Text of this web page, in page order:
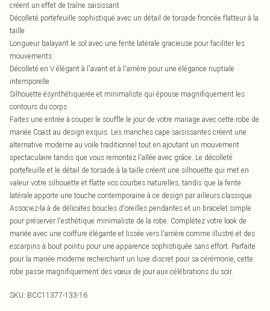
créent un effet de traîne saisissant
Décolleté portefeuille sophistiqué avec un détail de torsade froncée flatteur à la
taille
Longueur balayant le sol avec une fente latérale gracieuse pour faciliter les
mouvements
Décolleté en V élégant à l'avant et à l'arrière pour une élégance nuptiale
intemporelle
Silhouette ésynthétiquerée et minimaliste qui épouse magnifiquement les
contours du corps
Faites une entrée à couper le souffle le jour de votre mariage avec cette robe de
mariée Coast au design exquis. Les manches cape saisissantes créent une
alternative moderne au voile traditionnel tout en ajoutant un mouvement
spectaculaire tandis que vous remontez l'allée avec grâce. Le décolleté
portefeuille et le détail de torsade à la taille créent une silhouette qui met en
valeur votre silhouette et flatte vos courbes naturelles, tandis que la fente
latérale apporte une touche contemporaine à ce design par ailleurs classique.
Associez-la à de délicates boucles d'oreilles pendantes et un bracelet simple
pour préserver l'esthétique minimaliste de la robe. Complétez votre look de
mariée avec une coiffure élégante et lissée vers l'arrière comme illustré et des
escarpins à bout pointu pour une apparence sophistiquée sans effort. Parfaite
pour la mariée moderne recherchant un luxe discret pour sa cérémonie, cette
robe passe magnifiquement des vœux de jour aux célébrations du soir.
SKU: BCC11377-133-16